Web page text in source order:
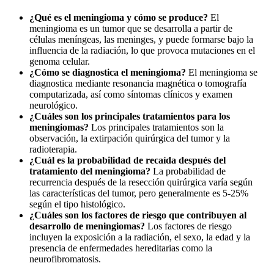
¿Qué es el meningioma y cómo se produce? El
meningioma es un tumor que se desarrolla a partir de
células meníngeas, las meninges, y puede formarse bajo la
influencia de la radiación, lo que provoca mutaciones en el
genoma celular.
¿Cómo se diagnostica el meningioma? El meningioma se
diagnostica mediante resonancia magnética o tomografía
computarizada, así como síntomas clínicos y examen
neurológico.
¿Cuáles son los principales tratamientos para los
meningiomas? Los principales tratamientos son la
observación, la extirpación quirúrgica del tumor y la
radioterapia.
¿Cuál es la probabilidad de recaída después del
tratamiento del meningioma? La probabilidad de
recurrencia después de la resección quirúrgica varía según
las características del tumor, pero generalmente es 5-25%
según el tipo histológico.
¿Cuáles son los factores de riesgo que contribuyen al
desarrollo de meningiomas? Los factores de riesgo
incluyen la exposición a la radiación, el sexo, la edad y la
presencia de enfermedades hereditarias como la
neurofibromatosis.